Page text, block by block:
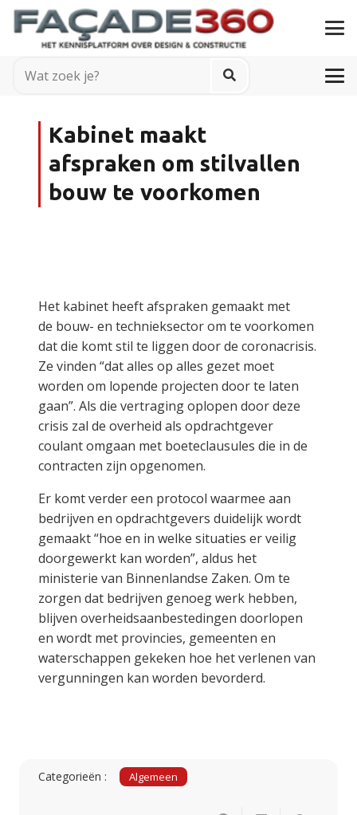
Kabinet maakt
afspraken om stilvallen
bouw te voorkomen
Het kabinet heeft afspraken gemaakt met
de bouw- en technieksector om te voorkomen
dat die komt stil te liggen door de coronacrisis.
Ze vinden “dat alles op alles gezet moet
worden om lopende projecten door te laten
gaan”. Als die vertraging oplopen door deze
crisis zal de overheid als opdrachtgever
coulant omgaan met boeteclausules die in de
contracten zijn opgenomen.
Er komt verder een protocol waarmee aan
bedrijven en opdrachtgevers duidelijk wordt
gemaakt “hoe en in welke situaties er veilig
doorgewerkt kan worden”, aldus het
ministerie van Binnenlandse Zaken. Om te
zorgen dat bedrijven genoeg werk hebben,
blijven overheidsaanbestedingen doorlopen
en wordt met provincies, gemeenten en
waterschappen gekeken hoe het verlenen van
vergunningen kan worden bevorderd.
Categorieën : Algemeen